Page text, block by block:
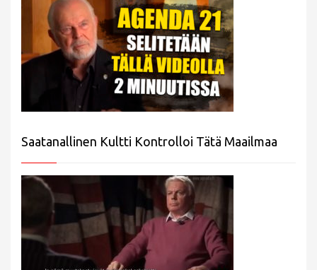
Saatanallinen Kultti Kontrolloi Tätä Maailmaa